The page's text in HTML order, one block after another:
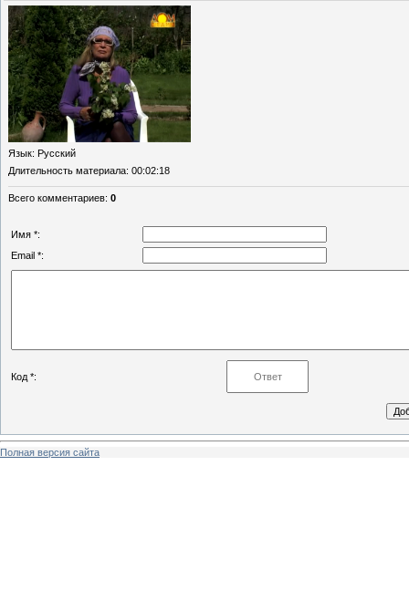
Язык: Русский
Длительность материала: 00:02:18
Всего комментариев: 0
Имя *:
Email *:
Код *:
Полная версия сайта